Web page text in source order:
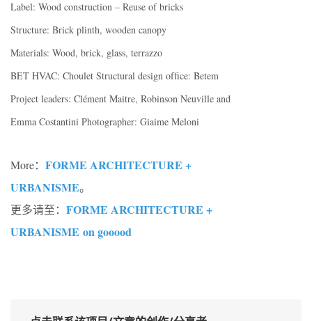
Label: Wood construction – Reuse of bricks
Structure: Brick plinth, wooden canopy
Materials: Wood, brick, glass, terrazzo
BET HVAC: Choulet Structural design ofﬁce: Betem
Project leaders: Clément Maitre, Robinson Neuville and
Emma Costantini Photographer: Giaime Meloni
More： FORME ARCHITECTURE +
URBANISME。
更多请至： FORME ARCHITECTURE +
URBANISME on gooood